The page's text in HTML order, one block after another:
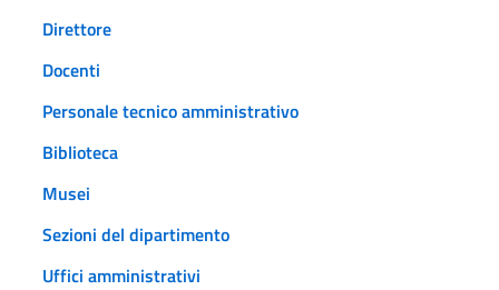
Direttore
Docenti
Personale tecnico amministrativo
Biblioteca
Musei
Sezioni del dipartimento
Uffici amministrativi